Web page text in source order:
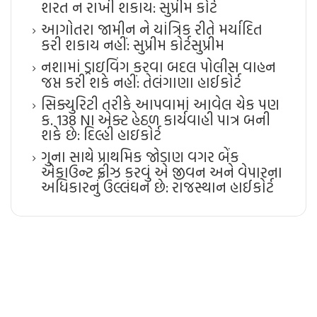
શરત ન રાખી શકાય: સુપ્રીમ કોર્ટ
આગોતરા જામીન ને યાંત્રિક રીતે મર્યાદિત
કરી શકાય નહીં: સુપ્રીમ કોર્ટ​સુપ્રીમ
નશામાં ડ્રાઇવિંગ કરવા બદલ પોલીસ વાહન
જપ્ત કરી શકે નહીં: તેલંગાણા હાઈકોર્ટ
સિક્યુરિટી તરીકે આપવામાં આવેલ ચેક પણ
ક. 138 NI એક્ટ હેઠળ કાર્યવાહી પાત્ર બની
શકે છે: દિલ્હી હાઇકોર્ટ
ગુના સાથે પ્રાથમિક જોડાણ વગર બેંક
એકાઉન્ટ ફ્રીઝ કરવું એ જીવન અને વેપારના
અધિકારનું ઉલ્લંઘન છે: રાજસ્થાન હાઈકોર્ટ